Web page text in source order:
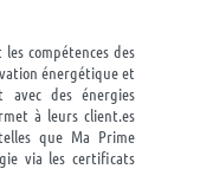
compétences des
énergétique et
avec des énergies
à leurs client.es
que Ma Prime
via les certificats